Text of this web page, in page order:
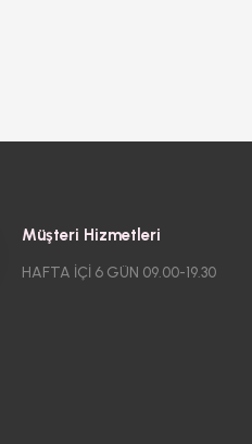
Müşteri Hizmetleri
HAFTA İÇİ 6 GÜN 09.00-19.30